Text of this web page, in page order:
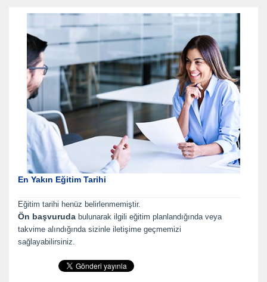
En Yakın Eğitim Tarihi
Eğitim tarihi henüz belirlenmemiştir.
Ön başvuruda bulunarak ilgili eğitim planlandığında veya
takvime alındığında sizinle iletişime geçmemizi
sağlayabilirsiniz.